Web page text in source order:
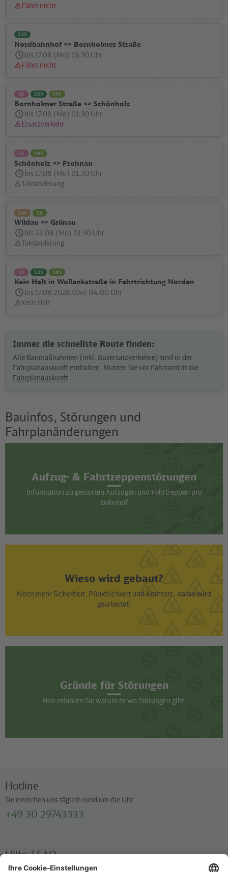
Statusmeldung:
Fährt nicht
S25
Nordbahnhof <> Bornholmer Straße
bis 17.08 (Mo) 01:30 Uhr
Statusmeldung:
Fährt nicht
S1 S25 S85
Bornholmer Straße <> Schönholz
bis 17.08 (Mo) 01:30 Uhr
Statusmeldung:
Ersatzverkehr
S1 S85
Schönholz <> Frohnau
bis 17.08 (Mo) 01:30 Uhr
Statusmeldung:
Taktänderung
S46 S8
Wildau <> Grünau
bis 24.08 (Mo) 01:30 Uhr
Statusmeldung:
Taktänderung
S1 S25 S85
Kein Halt in Wollankstraße in Fahrtrichtung Norden
bis 17.08.2028 (Do) 04:00 Uhr
Statusmeldung:
Kein Halt
Immer die schnellste Route finden:
Alle Baumaßnahmen (inkl. Busersatzverkehre) sind in der
Fahrplanauskunft enthalten. Nutzen Sie vor Fahrtantritt die
Fahrplanauskunft
Bauinfos, Störungen und
Fahrplanänderungen
Aufzug- & Fahrtreppenstörungen
Information zu gestörten Aufzügen und Fahrtreppen pro
Bahnhof
Wieso wird gebaut?
Noch mehr Sicherheit, Pünktlichkeit und Komfort - daran wird
gearbeitet!
Gründe für Störungen
Hier erfahren Sie warum es wo Störungen gibt.
Hotline
Sie erreichen uns täglich rund um die Uhr
+49 30 29743333
Hilfe / FAQ
Die wichtigsten Antworten und Hilfestellungen für unterwegs